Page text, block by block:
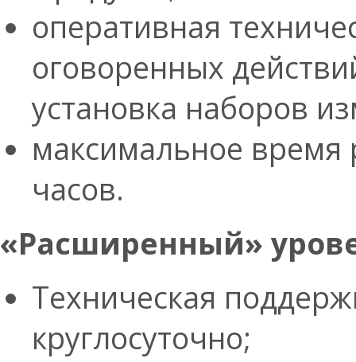
оперативная
оговоренных
установка наборов
максимальное
часов.
«Расширенный»
Техническая
круглосуточно;